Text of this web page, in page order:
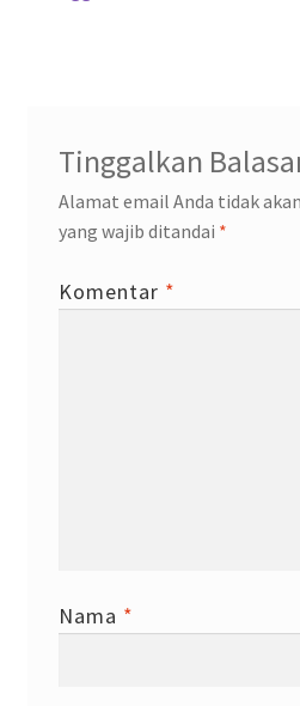
Tinggalkan
Alamat email Anda tidak
yang wajib ditandai *
Komentar *
Nama *